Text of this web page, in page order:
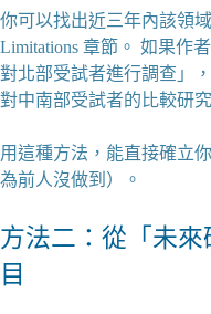
你可以找出近三年內該領
Limitations 章節。 如果作
對北部受試者進行調查」
對中南部受試者的比較研究
用這種方法，能直接確立
為前人沒做到）。
方法二：從「未
目